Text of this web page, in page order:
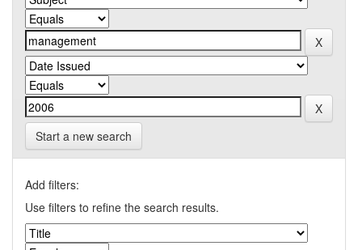
Start a new search
Add filters:
Use filters to refine the search results.